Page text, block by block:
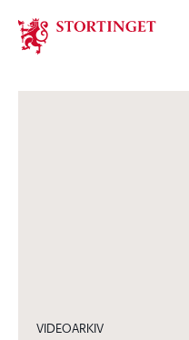
Stortinget.no
VIDEOARKIV